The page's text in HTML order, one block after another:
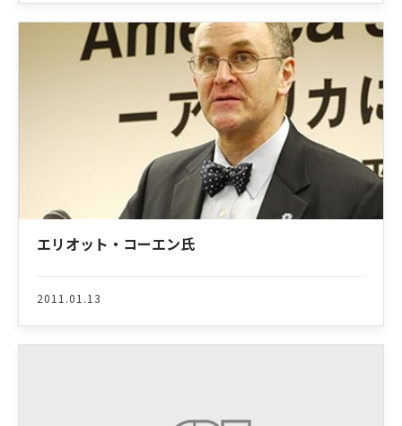
エリオット・コーエン氏
2011.01.13